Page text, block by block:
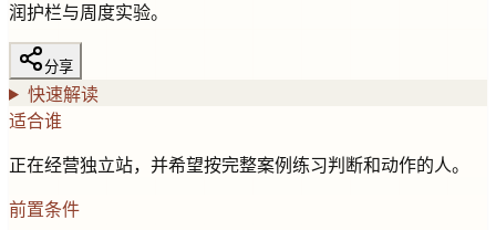
润护栏与周度实验。
分享
快速解读
适合谁
正在经营独立站，并希望按完整案例练习判断和动作的人。
前置条件